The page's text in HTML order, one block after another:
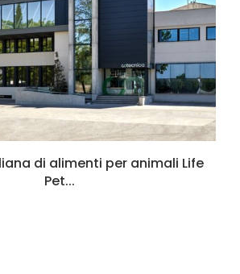
di alimenti per animali Life
Pet...